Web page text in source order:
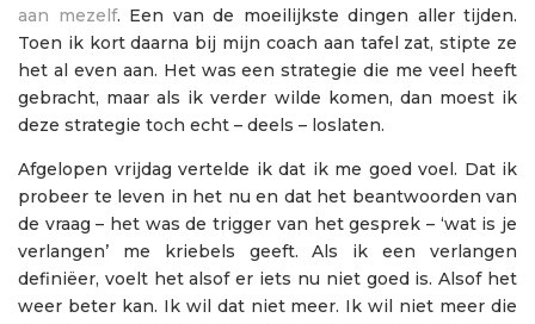
aan mezelf. Een van de moeilijkste dingen aller tijden.
Toen ik kort daarna bij mijn coach aan tafel zat, stipte ze
het al even aan. Het was een strategie die me veel heeft
gebracht, maar als ik verder wilde komen, dan moest ik
deze strategie toch echt – deels – loslaten.
Afgelopen vrijdag vertelde ik dat ik me goed voel. Dat ik
probeer te leven in het nu en dat het beantwoorden van
de vraag – het was de trigger van het gesprek – ‘wat is je
verlangen’ me kriebels geeft. Als ik een verlangen
definiëer, voelt het alsof er iets nu niet goed is. Alsof het
weer beter kan. Ik wil dat niet meer. Ik wil niet meer die